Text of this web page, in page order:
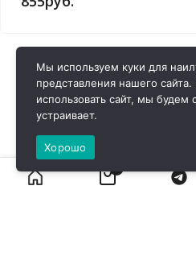
Мы используем куки для
представления нашего
использовать сайт, мы будем
устраивает.
Хорошо